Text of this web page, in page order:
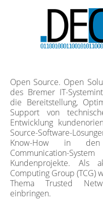
Open Source. Open
des Bremer IT-
die Bereitstellung,
Support von
Entwicklung
Source-Software-
Know-How in den
Communication-
Kundenprojekte. Als
Computing Group (TCG)
Thema Trusted
einbringen.